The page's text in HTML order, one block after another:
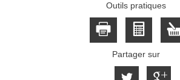
Outils pratiques
Partager sur